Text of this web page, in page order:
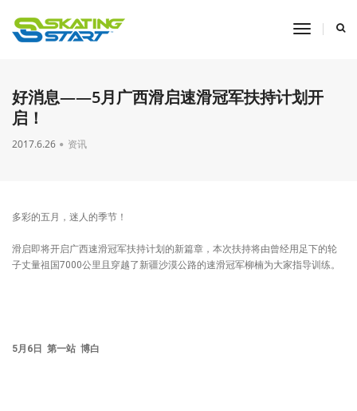
toggle
好消息——5月广西滑启速滑冠军扶持计划开
启！
2017.6.26 资讯
多彩的五月，迷人的季节！
滑启即将开启广西速滑冠军扶持计划的新篇章，本次扶持将由曾经用足下的轮
子丈量祖国7000公里且穿越了新疆沙漠公路的速滑冠军柳楠为大家指导训练。
5月6日 第一站 博白